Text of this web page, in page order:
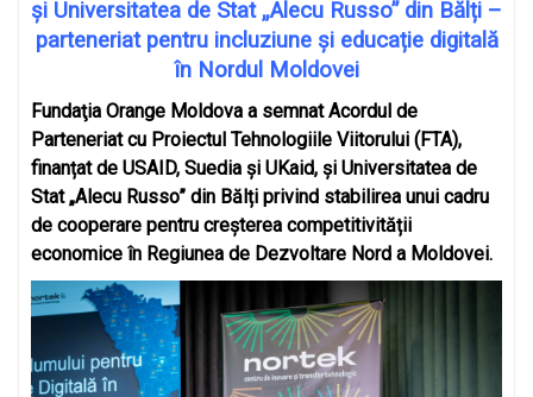
și Universitatea de Stat „Alecu Russo” din Bălți –
parteneriat pentru incluziune și educație digitală
în Nordul Moldovei
Fundaţia Orange Moldova a semnat Acordul de
Parteneriat cu Proiectul Tehnologiile Viitorului (FTA),
finanțat de USAID, Suedia și UKaid, și Universitatea de
Stat „Alecu Russo” din Bălți privind stabilirea unui cadru
de cooperare pentru creșterea competitivității
economice în Regiunea de Dezvoltare Nord a Moldovei.